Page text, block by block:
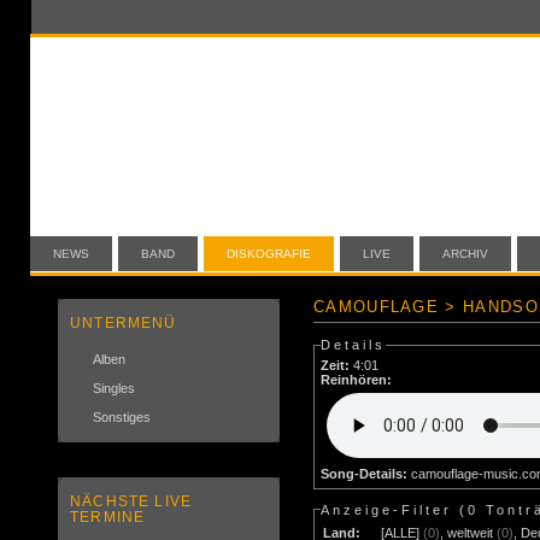
NEWS BAND DISKOGRAFIE LIVE ARCHIV
UNTERMENÜ
Alben
Singles
Sonstiges
NÄCHSTE LIVE
TERMINE
CAMOUFLAGE >
Details
Zeit: 4:01
Reinhören:
Song-Details: camouflage-
Anzeige-Filter (0
Land:
[ALLE] (0) ,weltweit (0)